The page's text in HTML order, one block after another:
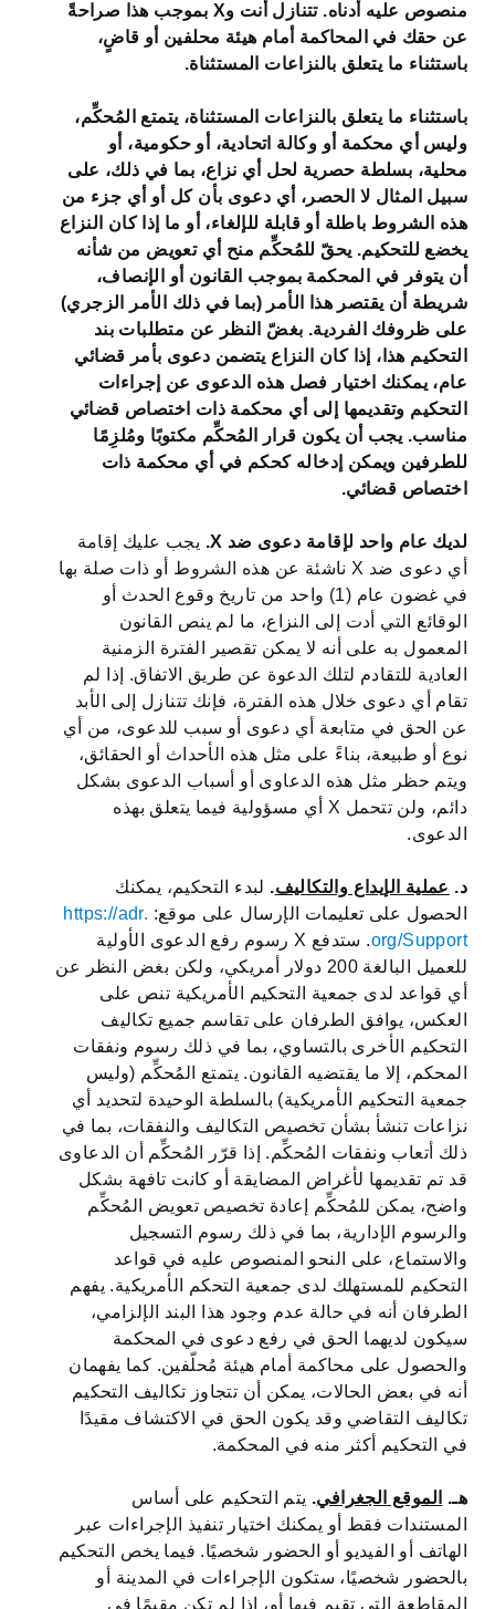
منصوص عليه أدناه. تتنازل أنت وX بموجب هذا صراحةً
عن حقك في المحاكمة أمام هيئة محلفين أو قاضٍ،
باستثناء ما يتعلق بالنزاعات المستثناة.
باستثناء ما يتعلق بالنزاعات المستثناة، يتمتع المُحكِّم،
وليس أي محكمة أو وكالة اتحادية، أو حكومية، أو
محلية، بسلطة حصرية لحل أي نزاع، بما في ذلك، على
سبيل المثال لا الحصر، أي دعوى بأن كل أو أي جزء من
هذه الشروط باطلة أو قابلة للإلغاء، أو ما إذا كان النزاع
يخضع للتحكيم. يحقّ للمُحكِّم منح أي تعويض من شأنه
أن يتوفر في المحكمة بموجب القانون أو الإنصاف،
شريطة أن يقتصر هذا الأمر (بما في ذلك الأمر الزجري)
على ظروفك الفردية. بغضّ النظر عن متطلبات بند
التحكيم هذا، إذا كان النزاع يتضمن دعوى بأمر قضائي
عام، يمكنك اختيار فصل هذه الدعوى عن إجراءات
التحكيم وتقديمها إلى أي محكمة ذات اختصاص قضائي
مناسب. يجب أن يكون قرار المُحكِّم مكتوبًا ومُلزِمًا
للطرفين ويمكن إدخاله كحكم في أي محكمة ذات
اختصاص قضائي.
لديك عام واحد لإقامة دعوى ضد X.
يجب عليك إقامة
أي دعوى ضد X ناشئة عن هذه الشروط أو ذات صلة بها
في غضون عام (1) واحد من تاريخ وقوع الحدث أو
الوقائع التي أدت إلى النزاع، ما لم ينص القانون
المعمول به على أنه لا يمكن تقصير الفترة الزمنية
العادية للتقادم لتلك الدعوة عن طريق الاتفاق. إذا لم
تقام أي دعوى خلال هذه الفترة، فإنك تتنازل إلى الأبد
عن الحق في متابعة أي دعوى أو سبب للدعوى، من أي
نوع أو طبيعة، بناءً على مثل هذه الأحداث أو الحقائق،
ويتم حظر مثل هذه الدعاوى أو أسباب الدعوى بشكل
دائم، ولن تتحمل X أي مسؤولية فيما يتعلق بهذه
الدعوى.
د. عملية الإيداع والتكاليف. لبدء التحكيم، يمكنك
الحصول على تعليمات الإرسال على موقع: https://adr.
org/Support
. ‏‫ستدفع X رسوم رفع الدعوى الأولية
للعميل البالغة 200 دولار أمريكي، ولكن بغض النظر عن
أي قواعد لدى جمعية التحكيم الأمريكية تنص على
العكس، يوافق الطرفان على تقاسم جميع تكاليف
التحكيم الأخرى بالتساوي، بما في ذلك رسوم ونفقات
المحكم، إلا ما يقتضيه القانون. يتمتع المُحكِّم (وليس
جمعية التحكيم الأمريكية) بالسلطة الوحيدة لتحديد أي
نزاعات تنشأ بشأن تخصيص التكاليف والنفقات، بما في
ذلك أتعاب ونفقات المُحكِّم. إذا قرّر المُحكِّم أن الدعاوى
قد تم تقديمها لأغراض المضايقة أو كانت تافهة بشكل
واضح، يمكن للمُحكِّم إعادة تخصيص تعويض المُحكِّم
والرسوم الإدارية، بما في ذلك رسوم التسجيل
والاستماع، على النحو المنصوص عليه في قواعد
التحكيم للمستهلك لدى جمعية التحكم الأمريكية. يفهم
الطرفان أنه في حالة عدم وجود هذا البند الإلزامي،
سيكون لديهما الحق في رفع دعوى في المحكمة
والحصول على محاكمة أمام هيئة مُحلّفين. كما يفهمان
أنه في بعض الحالات، يمكن أن تتجاوز تكاليف التحكيم
تكاليف التقاضي وقد يكون الحق في الاكتشاف مقيدًا
في التحكيم أكثر منه في المحكمة.
هـ. الموقع الجغرافي. يتم التحكيم على أساس
المستندات فقط أو يمكنك اختيار تنفيذ الإجراءات عبر
الهاتف أو الفيديو أو الحضور شخصيًا. فيما يخص التحكيم
بالحضور شخصيًا، ستكون الإجراءات في المدينة أو
المقاطعة التي تقيم فيها أو، إذا لم تكن مقيمًا في